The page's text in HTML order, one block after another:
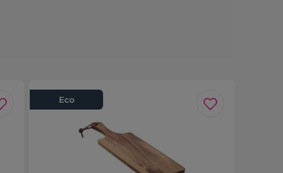
Eco